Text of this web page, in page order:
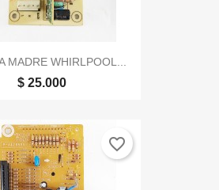
MADRE WHIRLPOOL...
$ 25.000
favorite_border